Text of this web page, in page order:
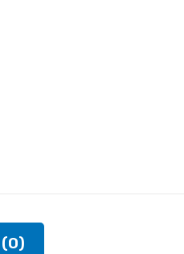
(0)